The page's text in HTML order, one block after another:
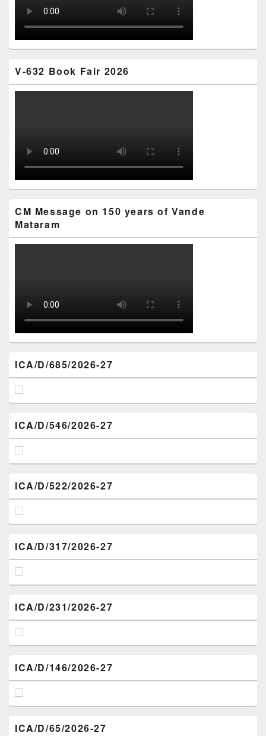
V-632 Book Fair 2026
CM Message on 150 years of Vande
Mataram
ICA/D/685/2026-27
ICA/D/546/2026-27
ICA/D/522/2026-27
ICA/D/317/2026-27
ICA/D/231/2026-27
ICA/D/146/2026-27
ICA/D/65/2026-27